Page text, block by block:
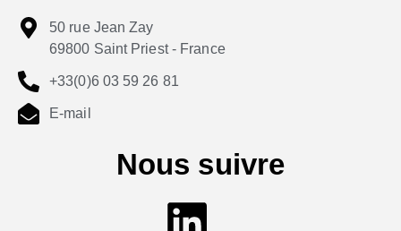
50 rue Jean Zay
69800 Saint Priest - France
+33(0)6 03 59 26 81
E-mail
Nous suivre